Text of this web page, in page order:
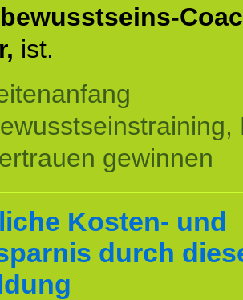
ist.
gewinnen
Kosten- und
durch